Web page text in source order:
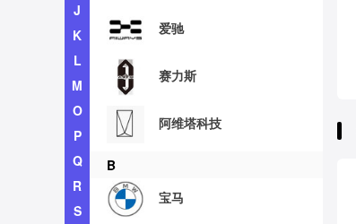
J
K
L
M
O
P
Q
R
S
爱驰
赛力斯
阿维塔科技
B
宝马